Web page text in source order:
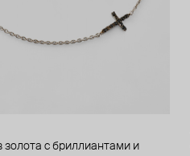
золота с бриллиантами и